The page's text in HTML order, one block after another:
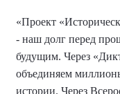
«Проект
- наш долг перед
будущим. Через
объединяем
истории. Через